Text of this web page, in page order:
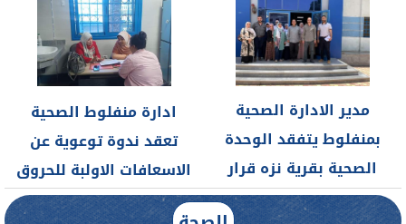
مدير الادارة الصحية
بمنفلوط يتفقد الوحدة
الصحية بقرية نزه قرار
وقرية رميح
ادارة منفلوط الصحية
تعقد ندوة توعوية عن
الاسعافات الاولبة للحروق